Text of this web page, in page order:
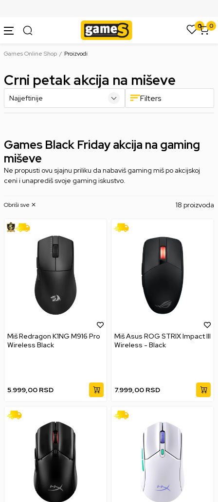
0 0
Games Online Shop Proizvodi
Crni petak akcija na miševe
Filters
Games Black Friday akcija na gaming
miševe
Ne propusti ovu sjajnu priliku da nabaviš gaming miš po akcijskoj
ceni i unaprediš svoje gaming iskustvo.
18 proizvoda
Obriši sve
Miš Redragon K1NG M916 Pro
Wireless Black
5.999,00 RSD
Miš Asus ROG STRIX Impact III
Wireless - Black
7.999,00 RSD